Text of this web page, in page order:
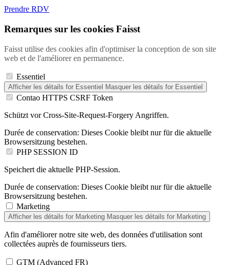
Prendre RDV
Remarques sur les cookies Faisst
Faisst utilise des cookies afin d'optimiser la conception de son site
web et de l'améliorer en permanence.
Essentiel
Afficher les détails for Essentiel Masquer les détails for Essentiel
Contao HTTPS CSRF Token
Schützt vor Cross-Site-Request-Forgery Angriffen.
Durée de conservation: Dieses Cookie bleibt nur für die aktuelle
Browsersitzung bestehen.
PHP SESSION ID
Speichert die aktuelle PHP-Session.
Durée de conservation: Dieses Cookie bleibt nur für die aktuelle
Browsersitzung bestehen.
Marketing
Afficher les détails for Marketing Masquer les détails for Marketing
Afin d'améliorer notre site web, des données d'utilisation sont
collectées auprès de fournisseurs tiers.
GTM (Advanced FR)